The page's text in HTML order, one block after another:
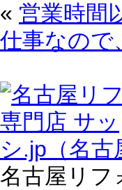
« 営業時間
仕事なので
名古屋リフ